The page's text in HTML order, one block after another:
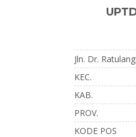
Jln. Dr.
KEC.
KAB.
PROV.
KODE POS